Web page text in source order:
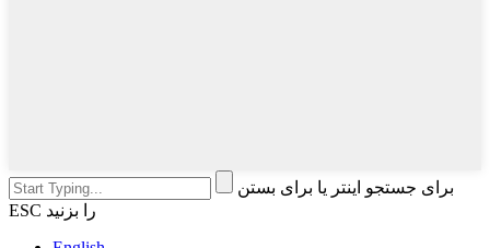
برای جستجو اینتر یا برای بستن
ESC را بزنید